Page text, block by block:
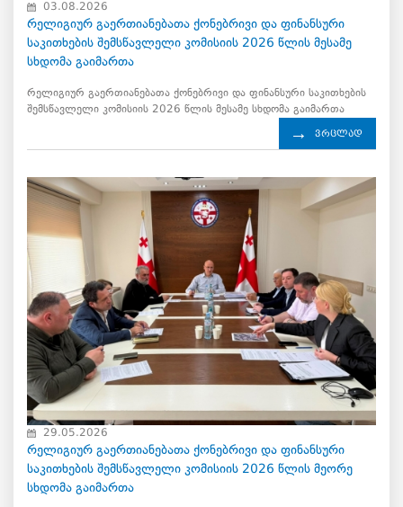
03.08.2026
რელიგიურ გაერთიანებათა ქონებრივი და ფინანსური
საკითხების შემსწავლელი კომისიის 2026 წლის მესამე
სხდომა გაიმართა
რელიგიურ გაერთიანებათა ქონებრივი და ფინანსური საკითხების
შემსწავლელი კომისიის 2026 წლის მესამე სხდომა გაიმართა
ვრცლად
29.05.2026
რელიგიურ გაერთიანებათა ქონებრივი და ფინანსური
საკითხების შემსწავლელი კომისიის 2026 წლის მეორე
სხდომა გაიმართა